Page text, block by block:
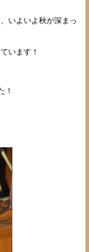
いよいよ秋が深まっ
います！
！